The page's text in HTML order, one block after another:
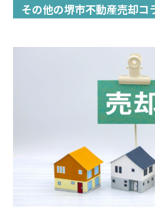
その他の堺市不動産売却コ